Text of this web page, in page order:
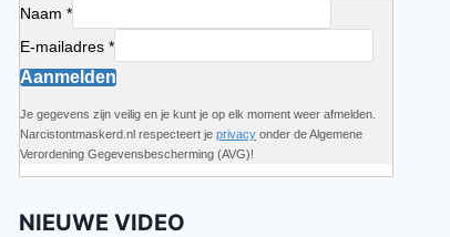
Naam *
E-mailadres *
Aanmelden
Je gegevens zijn veilig en je kunt je op elk moment weer afmelden.
Narcistontmaskerd.nl respecteert jeprivacy onder de Algemene
Verordening Gegevensbescherming (AVG)!
NIEUWE VIDEO